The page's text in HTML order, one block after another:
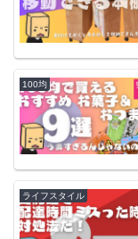
100均
ライフスタイル